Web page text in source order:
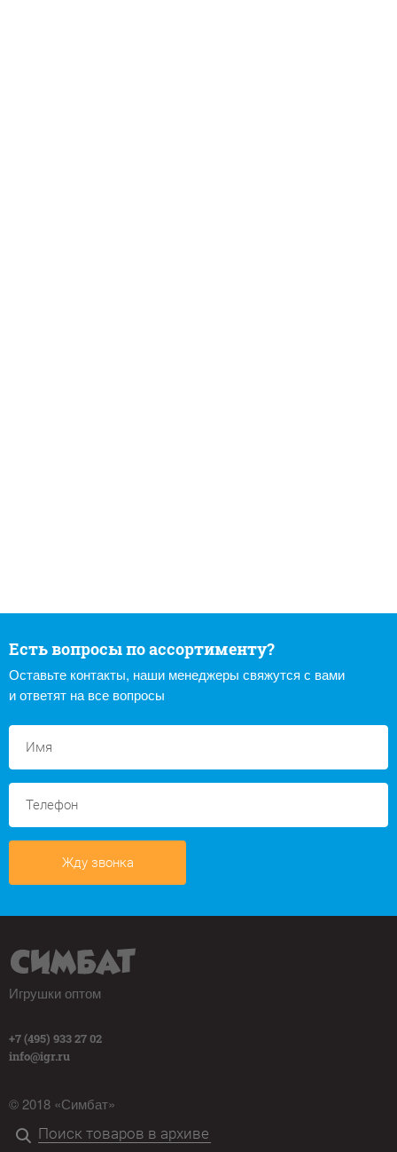
Есть вопросы по ассортименту?
Оставьте контакты, наши менеджеры свяжутся с вами
и ответят на все вопросы
Жду звонка
Игрушки оптом
+7 (495) 933 27 02
info@igr.ru
© 2018 «Симбат»